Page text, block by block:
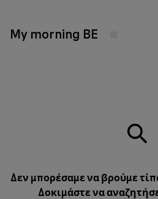
My morning BE
Δεν μπορέσαμε να βρούμε
Δοκιμάστε να